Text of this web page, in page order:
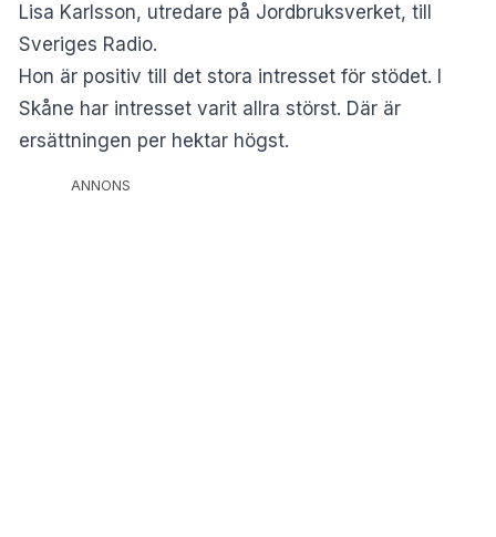
Lisa Karlsson, utredare på Jordbruksverket, till
Sveriges Radio.
Hon är positiv till det stora intresset för stödet. I
Skåne har intresset varit allra störst. Där är
ersättningen per hektar högst.
ANNONS